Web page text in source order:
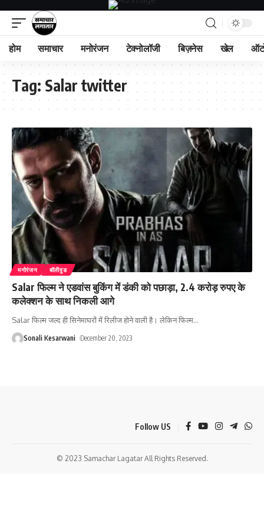
होम समाचार मनोरंजन टेक्नोलॉजी बिज़नेस खेल
Tag: Salar twitter
मनोरंजन बॉलीवुड
Salar फिल्म ने एडवांस बुकिंग में डंकी को पछाड़ा, 2.4 करोड़ रुपए के
कलेक्शन के साथ निकली आगे
Salar फिल्म जल्द ही सिनेमाघरों में रिलीज होने वाली है। लेकिन फिल्म…
Sonali Kesarwani December 20, 2023
Follow US
© 2023 Samachar Lagatar All Rights Reserved.